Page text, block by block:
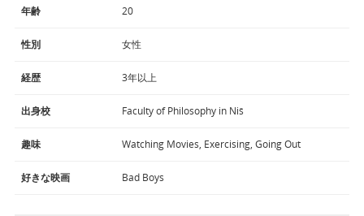
年齢 20
性別 女性
経歴 3年以上
出身校 Faculty of Philosophy in Niš
趣味 Watching Movies, Exercising, Going Out
好きな映画 Bad Boys